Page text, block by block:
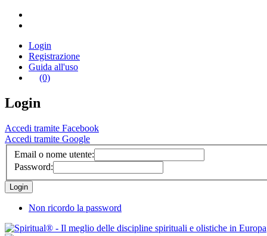
Login
Registrazione
Guida all'uso
(0)
Login
Accedi tramite Facebook
Accedi tramite Google
Email o nome utente:
Password:
Non ricordo la password